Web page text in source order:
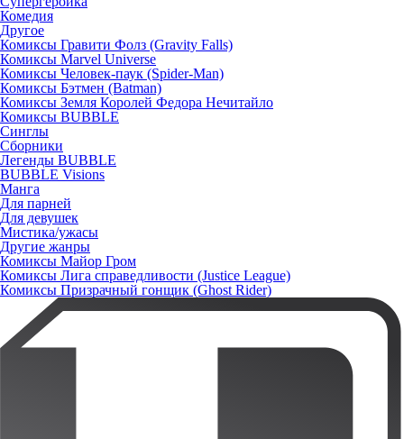
Комедия
Другое
Комиксы Гравити Фолз (Gravity Falls)
Комиксы Marvel Universe
Комиксы Человек-паук (Spider-Man)
Комиксы Бэтмен (Batman)
Комиксы Земля Королей Федора Нечитайло
Комиксы BUBBLE
Синглы
Сборники
Легенды BUBBLE
BUBBLE Visions
Манга
Для парней
Для девушек
Мистика/ужасы
Другие жанры
Комиксы Майор Гром
Комиксы Лига справедливости (Justice League)
Комиксы Призрачный гонщик (Ghost Rider)